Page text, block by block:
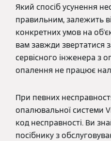
Який спосіб усунення
правильним, залежить
конкретних умов на
вам завжди звертатися
сервісного інженера з
опалення не працює
При певних
опалювальної системи
код несправності. Ви
посібнику з